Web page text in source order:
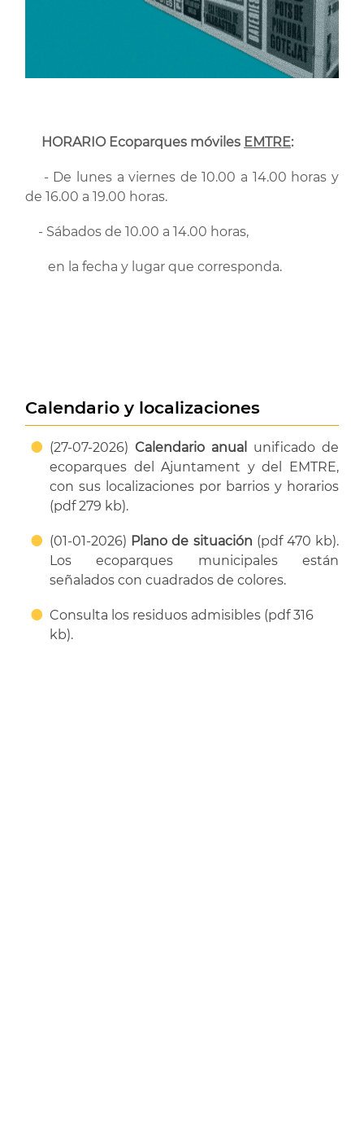
HORARIO Ecoparques móviles EMTRE:
- De lunes a viernes de 10.00 a 14.00 horas y
de 16.00 a 19.00 horas.
- Sábados de 10.00 a 14.00 horas,
en la fecha y lugar que corresponda.
Calendario y localizaciones
(27-07-2026) Calendario anual
unificado de
ecoparques del Ajuntament y del EMTRE,
con sus localizaciones por barrios y horarios
(pdf 279 kb).
(01-01-2026) Plano de situación (pdf 470 kb).
Los ecoparques municipales están
señalados con cuadrados de colores.
Consulta los residuos admisibles (pdf 316
kb).